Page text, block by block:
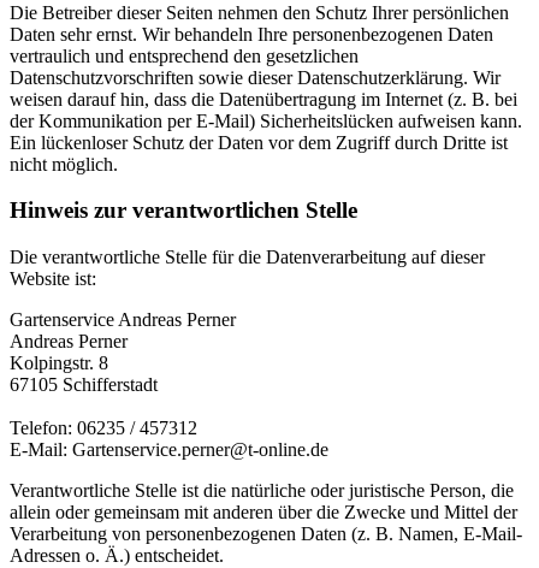
Die Betreiber dieser Seiten nehmen den Schutz Ihrer persönlichen
Daten sehr ernst. Wir behandeln Ihre personenbezogenen Daten
vertraulich und entsprechend den gesetzlichen
Datenschutzvorschriften sowie dieser Datenschutzerklärung. Wir
weisen darauf hin, dass die Datenübertragung im Internet (z. B. bei
der Kommunikation per E-Mail) Sicherheitslücken aufweisen kann.
Ein lückenloser Schutz der Daten vor dem Zugriff durch Dritte ist
nicht möglich.
Hinweis zur verantwortlichen Stelle
Die verantwortliche Stelle für die Datenverarbeitung auf dieser
Website ist:
Gartenservice Andreas Perner
Andreas Perner
Kolpingstr. 8
67105 Schifferstadt
Telefon: 06235 / 457312
E-Mail: Gartenservice.perner@t-online.de
Verantwortliche Stelle ist die natürliche oder juristische Person, die
allein oder gemeinsam mit anderen über die Zwecke und Mittel der
Verarbeitung von personenbezogenen Daten (z. B. Namen, E-Mail-
Adressen o. Ä.) entscheidet.